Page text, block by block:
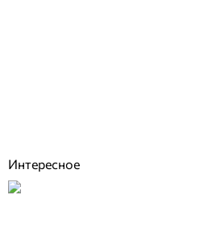
Интересное